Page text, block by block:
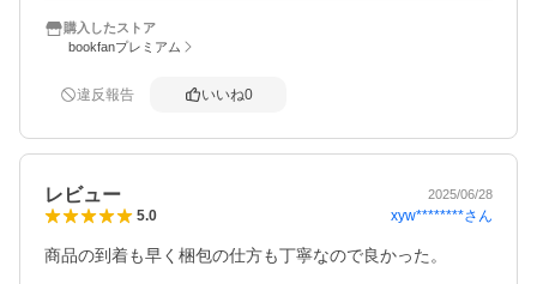
購入したストア
bookfanプレミアム
違反報告 いいね0
レビュー 2025/06/28
5.0 xyw********さん
商品の到着も早く梱包の仕方も丁寧なので良かった。